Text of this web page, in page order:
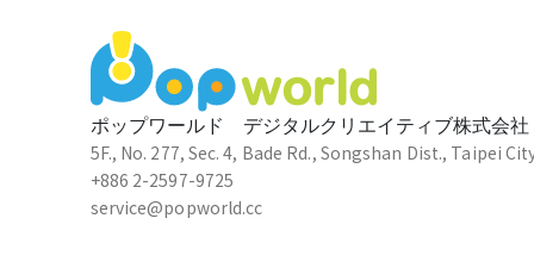
ポップワールド デジタルクリエイティブ株式会社
5F., No. 277, Sec. 4, Bade Rd., Songshan Dist., Taipei
+886 2-2597-9725
service@popworld.cc